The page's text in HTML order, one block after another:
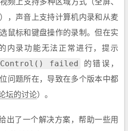
频上支持多种区域方式（全屏、
，声音上支持计算机内录和从麦
鼠标和键盘操作的录制。但在实
内录功能无法正常进行，提示
failed
的错误，
问题所在，导致在多个版本中都
坛的讨论）。
出了一个解决方案，帮助一些用